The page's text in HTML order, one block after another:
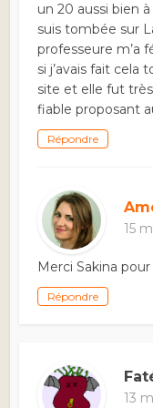
un 20 aussi bien à
suis tombée sur
professeure m’a
si j’avais fait cela
site et elle fut
fiable proposant
Répondre
15
Merci Sakina
Répondre
13